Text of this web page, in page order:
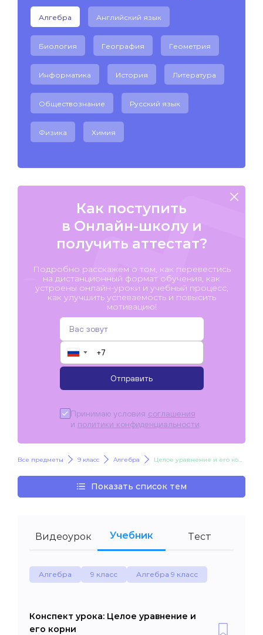
Алгебра Английский язык
Биология География Геометрия
Информатика История Литература
Обществознание Русский язык
Физика Химия
Как поступить
в Онлайн-школу и
получить аттестат?
Подробно расскажем о том, как перевестись
на дистанционный формат обучения, как
устроены онлайн-уроки и учебный процесс,
как улучшить успеваемость и повысить
мотивацию!
▼
Отправить
Принимаю условия соглашения
и политики конфиденциальности
Все предметы 9 класс Алгебра Целое уравнение и его корни
Показать список тем
Видеоурок Учебник Тест
Алгебра 9 класс Алгебра 9 класс
Конспект урока: Целое уравнение и
его корни